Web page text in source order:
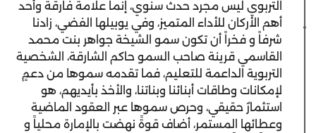
التربوي ليس مجرد حدث سنوي، إنما علامة فارقة وأحد
أهم الأركان للأداء المتميز، وفي يوبيلها الفضي، زادنا
شرفاً و فخراً أن تكون سمو الشيخة جواهر بنت محمد
القاسمي قرينة صاحب السمو حاكم الشارقة، الشخصية
التربوية الداعمة للتعليم، فما تقدمه سموها من دعمٍ
لإمكانات وطاقات أبنائنا وبناتنا، والأخذ بأيديهم، هو
استثمارٌ حقيقي، وحرص سموها عبر العقود الماضية
وعطائها المستمر، أضاف قوةً نهضت بالإمارة محلياً و